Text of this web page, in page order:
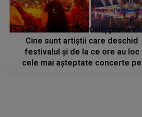
LINE-UP UNTOLD ONE, prima zi.
Cine sunt artiștii care deschid
festivalul și de la ce ore au loc
cele mai așteptate concerte pe